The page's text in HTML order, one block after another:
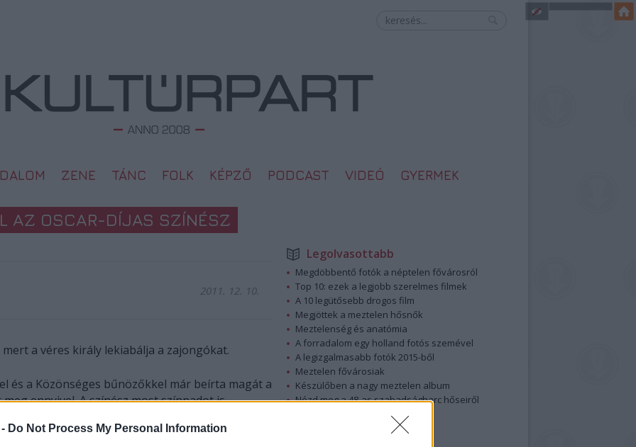
Do Not Process My Personal Information
ZENE TÁNC FOLK KÉPZŐ PODCAST VIDEÓ GYERMEK
AZ OSCAR-DÍJAS SZÍNÉSZ
2011. 12. 10.
a véres király lekiabálja a zajongókat.
és a Közönséges bűnözőkkel már beírta magát a
ennyivel. A színész most színpadot is
játszotta előbb a londoni Old Vic színházban,
darabbal.
Legolvasottabb
Megdöbbentő fotók a néptelen fővárosról
Top 10: ezek a legjobb szerelmes filmek
A 10 legütősebb drogos film
Megjöttek a meztelen hősnők
Meztelenség és anatómia
A forradalom egy holland fotós szemével
A legizgalmasabb fotók 2015-ből
Meztelen fővárosiak
Készülőben a nagy meztelen album
Nézd meg a 48-as szabadságharc hőseiről
Hírlevél feliratkozás